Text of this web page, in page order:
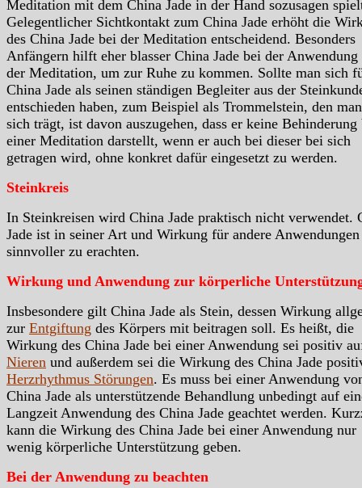
Meditation mit dem China Jade in der Hand sozusagen
Gelegentlicher Sichtkontakt zum China Jade erhöht die
des China Jade bei der Meditation entscheidend. Besonders
Anfängern hilft eher blasser China Jade bei der
der Meditation, um zur Ruhe zu kommen. Sollte man sich
China Jade als seinen ständigen Begleiter aus der
entschieden haben, zum Beispiel als Trommelstein, den
sich trägt, ist davon auszugehen, dass er keine Behinderung
einer Meditation darstellt, wenn er auch bei dieser bei sich
getragen wird, ohne konkret dafür eingesetzt zu werden.
Steinkreis
In Steinkreisen wird China Jade praktisch nicht verwendet.
Jade ist in seiner Art und Wirkung für andere Anwendungen
sinnvoller zu erachten.
Wirkung und Anwendung zur körperliche
Insbesondere gilt China Jade als Stein, dessen Wirkung
zur Entgiftung des Körpers mit beitragen soll. Es heißt, die
Wirkung des China Jade bei einer Anwendung sei positiv
Nieren und außerdem sei die Wirkung des China Jade
Herzrhythmus Störungen. Es muss bei einer Anwendung
China Jade als unterstützende Behandlung unbedingt auf
Langzeit Anwendung des China Jade geachtet werden.
kann die Wirkung des China Jade bei einer Anwendung nur
wenig körperliche Unterstützung geben.
Bei der Anwendung zu beachten